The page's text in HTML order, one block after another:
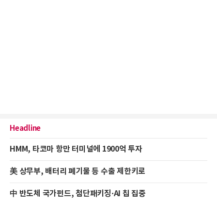
Headline
HMM, 타코마 항만 터미널에 1900억 투자
美 상무부, 배터리 폐기물 등 수출 제한키로
中 반도체 국가펀드, 첨단패키징·AI 칩 집중